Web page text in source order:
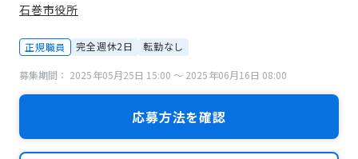
石巻市役所
正規職員 完全週休2日 転勤なし
募集期間： 2025年05月25日 15:00 〜 2025年06月16日 08:00
応募方法を確認